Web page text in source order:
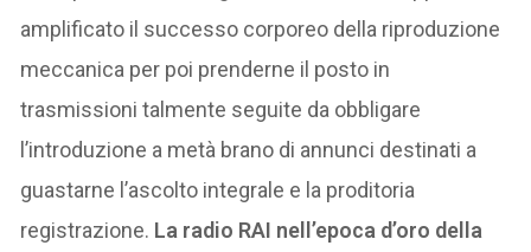
amplificato il successo corporeo della riproduzione
meccanica per poi prenderne il posto in
trasmissioni talmente seguite da obbligare
l’introduzione a metà brano di annunci destinati a
guastarne l’ascolto integrale e la proditoria
registrazione. La radio RAI nell’epoca d’oro della